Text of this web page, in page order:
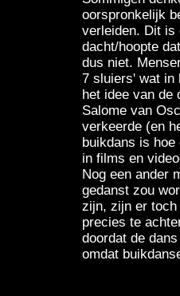
oorspronkelijk
verleiden. Dit is
dacht/hoopte
dus niet.
7 sluiers' wat in
het idee van de
Salome van
verkeerde (en
buikdans is
in films en
Nog een ander
gedanst zou
zijn, zijn er toch
precies te
doordat de
omdat